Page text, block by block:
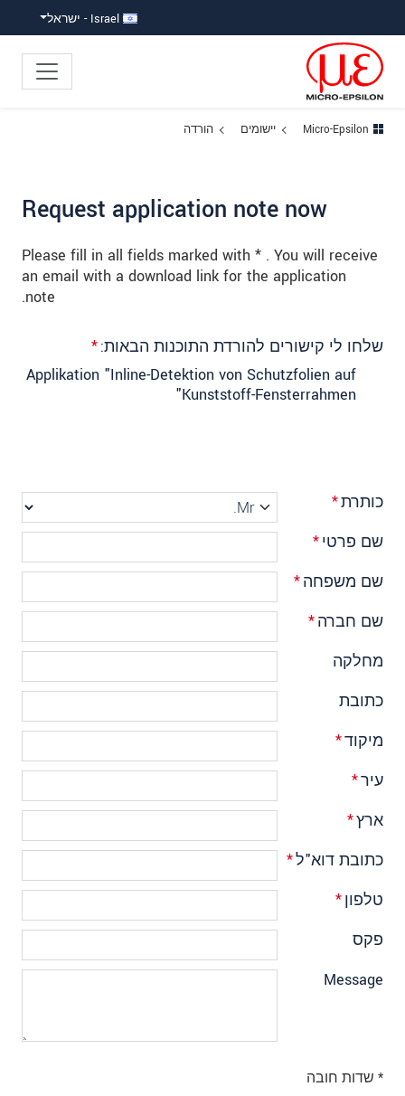
Israel - ישראל
Micro-Epsilon יישומים הורדה
Request application note now
Please fill in all fields marked with * . You will receive
an email with a download link for the application
note.
שלחו לי קישורים להורדת התוכנות הבאות:*
Applikation "Inline-Detektion von Schutzfolien auf
Kunststoff-Fensterrahmen"
כותרת*
שם פרטי*
שם משפחה*
שם חברה*
מחלקה
כתובת
מיקוד*
עיר*
ארץ*
כתובת דוא"ל*
טלפון*
פקס
Message
* שדות חובה